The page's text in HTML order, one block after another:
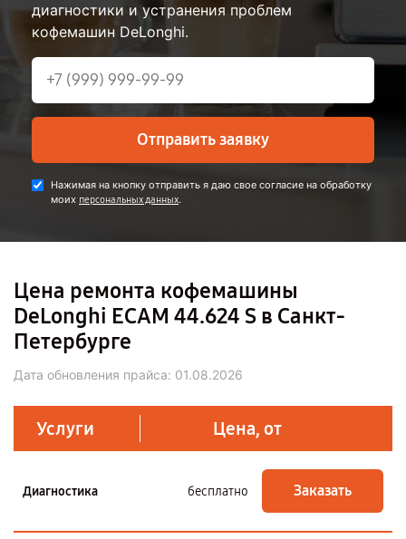
диагностики и устранения проблем
кофемашин DeLonghi.
Отправить заявку
Нажимая на кнопку отправить я даю свое согласие на обработку
моих персональных данных.
Цена ремонта кофемашины
DeLonghi ECAM 44.624 S в Санкт-
Петербурге
Дата обновления прайса: 01.08.2026
Услуги Цена, от
Диагностика бесплатно Заказать